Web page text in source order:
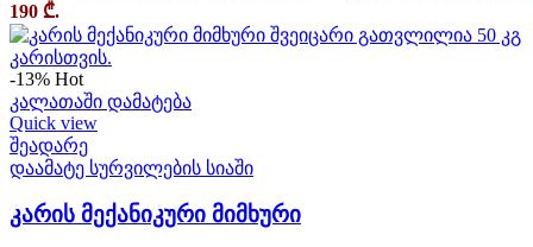
190 ₾.
-13% Hot
კალათაში დამატება
Quick view
შეადარე
დაამატე სურვილების სიაში
კარის მექანიკური მიმხური